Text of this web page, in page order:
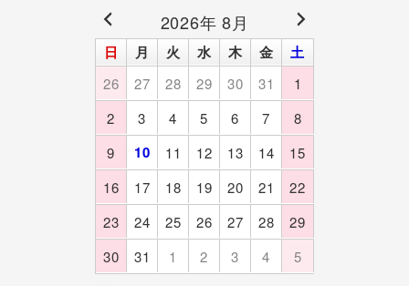
2026年 8月
日 月 火 水 木 金 土
26 27 28 29 30 31
1
2
3 4 5 6 7
8
9
10 11 12 13 14
15
16
17 18 19 20 21
22
23
24 25 26 27 28
29
30
31 1 2 3 4 5